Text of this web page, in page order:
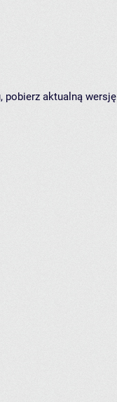
pobierz aktualną wersję